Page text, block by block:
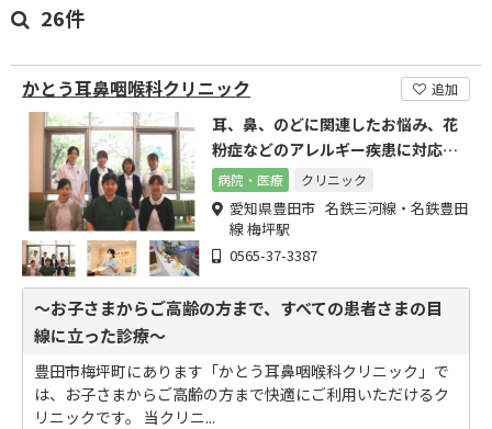
26件
かとう耳鼻咽喉科クリニック 追加
耳、鼻、のどに関連したお悩み、花
粉症などのアレルギー疾患に対応し
ています。
病院・医療 クリニック
愛知県豊田市 名鉄三河線・名鉄豊田
線 梅坪駅
0565-37-3387
～お子さまからご高齢の方まで、すべての患者さまの目
線に立った診療～
豊田市梅坪町にあります「かとう耳鼻咽喉科クリニック」で
は、お子さまからご高齢の方まで快適にご利用いただけるク
リニックです。 当クリニ...